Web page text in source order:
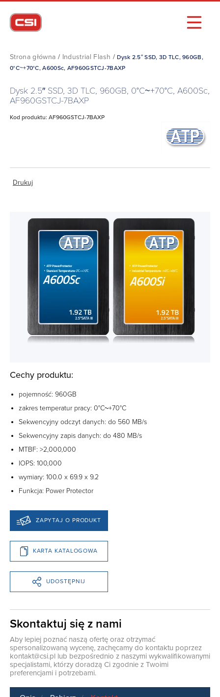
Strona główna / Industrial Flash /Dysk 2.5″ SSD, 3D TLC, 960GB,
0°C~+70°C, A600Sc, AF960GSTCJ-7BAXP
Dysk 2.5″ SSD, 3D TLC, 960GB, 0°C~+70°C, A600Sc,
AF960GSTCJ-7BAXP
Kod produktu: AF960GSTCJ-7BAXP
Drukuj
Cechy produktu:
pojemność: 960GB
zakres temperatur pracy: 0°C~+70°C
Sekwencyjny odczyt danych: do 560 MB/s
Sekwencyjny zapis danych: do 480 MB/s
MTBF: >2,000,000
IOPS: 100,000
wymiary: 100.0 x 69.9 x 9.2
Funkcja: Power Protector
ZAPYTAJ O PRODUKT
KARTA KATALOGOWA
UDOSTĘPNIJ
Skontaktuj się z nami
Aby lepiej poznać naszą ofertę oraz otrzymać
spersonalizowaną wycenę, zachęcamy do kontaktu poprzez
kontakt@csi.pl lub bezpośrednio z naszymi wykwalifikowanymi
specjalistami, którzy doradzą Ci zgodnie z Twoimi
preferencjami i potrzebami.